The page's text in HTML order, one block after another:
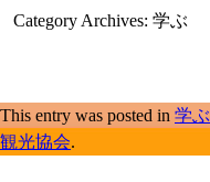
Category Archives: 学ぶ
This entry was posted in 学ぶ
観光協会.